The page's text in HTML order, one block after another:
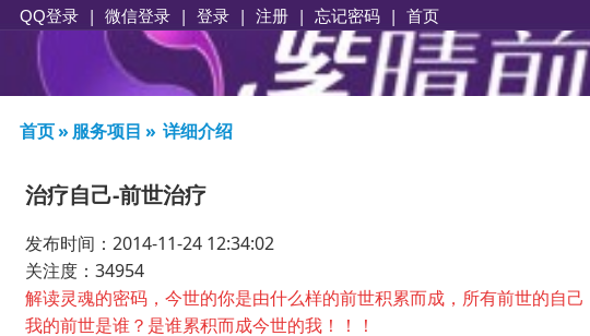
QQ登录 | 微信登录 | 登录 | 注册 | 忘记密码 | 首页
首页» 服务项目 » 详细介绍
治疗自己-前世治疗
发布时间：2014-11-24 12:34:02
关注度：34954
解读灵魂的密码，今世的你是由什么样的前世积累而成， 所有前世的自
我的前世是谁？是谁累积而成今世的我！！！